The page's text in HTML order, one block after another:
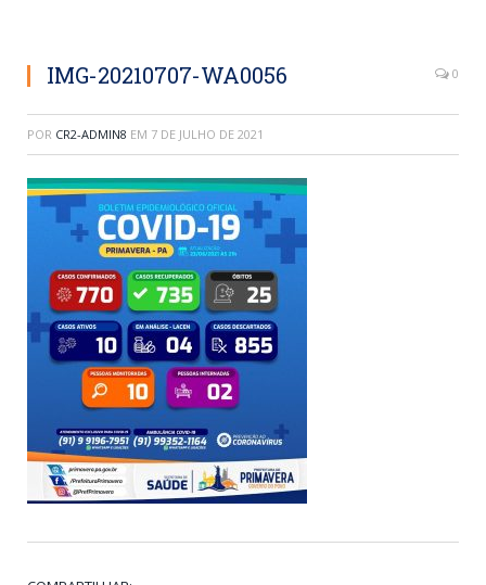
IMG-20210707-WA0056 0
POR CR2-ADMIN8 EM 7 DE JULHO DE 2021